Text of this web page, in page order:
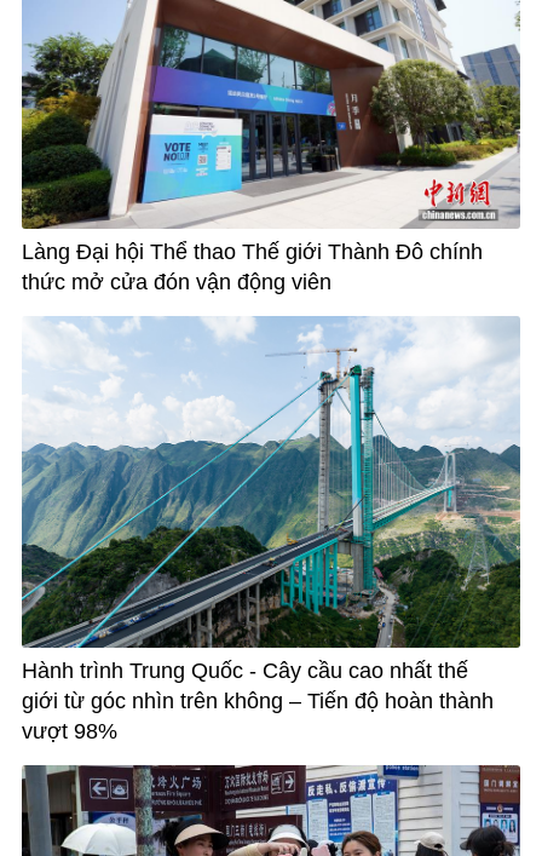
Làng Đại hội Thể thao Thế giới Thành Đô chính
thức mở cửa đón vận động viên
Hành trình Trung Quốc - Cây cầu cao nhất thế
giới từ góc nhìn trên không – Tiến độ hoàn thành
vượt 98%